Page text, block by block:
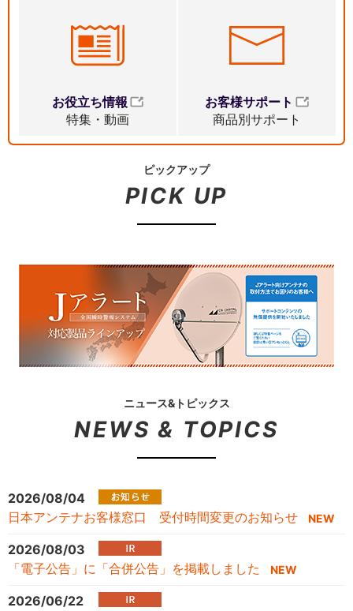
お役立ち情報
特集・動画
お客様サポート
商品別サポート
ピックアップ
PICK UP
ニュース&トピックス
NEWS & TOPICS
2026/08/04
日本アンテナお客様窓口 受付時間変更のお知らせ
2026/08/03
「電子公告」に「合併公告」を掲載しました
2026/06/22